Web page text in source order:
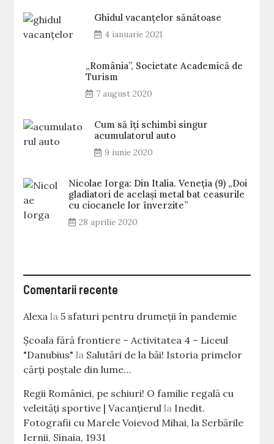
Ghidul vacanțelor sănătoase
4 ianuarie 2021
„România”, Societate Academică de
Turism
7 august 2020
Cum să îți schimbi singur
acumulatorul auto
9 iunie 2020
Nicolae Iorga: Din Italia. Veneţia (9) „Doi
gladiatori de același metal bat ceasurile
cu ciocanele lor înverzite”
28 aprilie 2020
Comentarii recente
Alexa la5 sfaturi pentru drumeții în pandemie
Școala fără frontiere – Activitatea 4 – Liceul
"Danubius" la Salutări de la băi! Istoria primelor
cărţi poştale din lume…
Regii României, pe schiuri! O familie regală cu
veleităţi sportive | Vacanțierul la Inedit.
Fotografii cu Marele Voievod Mihai, la Serbările
Iernii, Sinaia, 1931